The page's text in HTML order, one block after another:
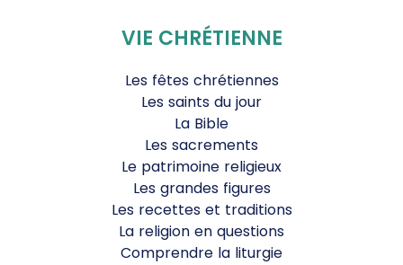
VIE CHRÉTIENNE
Les fêtes chrétiennes
Les saints du jour
La Bible
Les sacrements
Le patrimoine religieux
Les grandes figures
Les recettes et traditions
La religion en questions
Comprendre la liturgie